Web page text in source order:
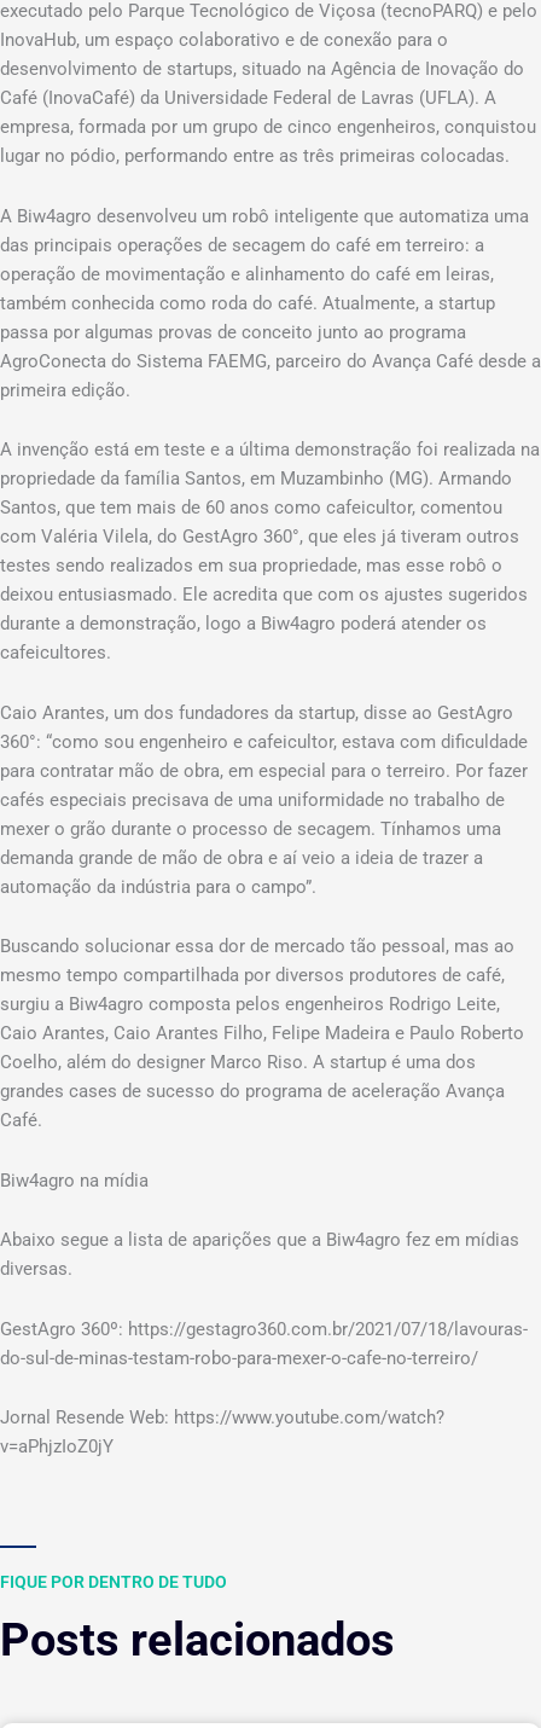
executado pelo Parque Tecnológico de Viçosa (tecnoPARQ) e pelo
InovaHub, um espaço colaborativo e de conexão para o
desenvolvimento de startups, situado na Agência de Inovação do
Café (InovaCafé) da Universidade Federal de Lavras (UFLA). A
empresa, formada por um grupo de cinco engenheiros, conquistou
lugar no pódio, performando entre as três primeiras colocadas.
A Biw4agro desenvolveu um robô inteligente que automatiza uma
das principais operações de secagem do café em terreiro: a
operação de movimentação e alinhamento do café em leiras,
também conhecida como roda do café. Atualmente, a startup
passa por algumas provas de conceito junto ao programa
AgroConecta do Sistema FAEMG, parceiro do Avança Café desde a
primeira edição.
A invenção está em teste e a última demonstração foi realizada na
propriedade da família Santos, em Muzambinho (MG). Armando
Santos, que tem mais de 60 anos como cafeicultor, comentou
com Valéria Vilela, do GestAgro 360°, que eles já tiveram outros
testes sendo realizados em sua propriedade, mas esse robô o
deixou entusiasmado. Ele acredita que com os ajustes sugeridos
durante a demonstração, logo a Biw4agro poderá atender os
cafeicultores.
Caio Arantes, um dos fundadores da startup, disse ao GestAgro
360°: “como sou engenheiro e cafeicultor, estava com dificuldade
para contratar mão de obra, em especial para o terreiro. Por fazer
cafés especiais precisava de uma uniformidade no trabalho de
mexer o grão durante o processo de secagem. Tínhamos uma
demanda grande de mão de obra e aí veio a ideia de trazer a
automação da indústria para o campo”.
Buscando solucionar essa dor de mercado tão pessoal, mas ao
mesmo tempo compartilhada por diversos produtores de café,
surgiu a Biw4agro composta pelos engenheiros Rodrigo Leite,
Caio Arantes, Caio Arantes Filho, Felipe Madeira e Paulo Roberto
Coelho, além do designer Marco Riso. A startup é uma dos
grandes cases de sucesso do programa de aceleração Avança
Café.
Biw4agro na mídia
Abaixo segue a lista de aparições que a Biw4agro fez em mídias
diversas.
GestAgro 360º: https://gestagro360.com.br/2021/07/18/lavouras-
do-sul-de-minas-testam-robo-para-mexer-o-cafe-no-terreiro/
Jornal Resende Web: https://www.youtube.com/watch?
v=aPhjzIoZ0jY
FIQUE POR DENTRO DE TUDO
Posts relacionados